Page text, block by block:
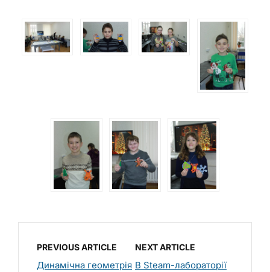
PREVIOUS ARTICLE
Динамічна геометрія
NEXT ARTICLE
В Steam-лабораторії